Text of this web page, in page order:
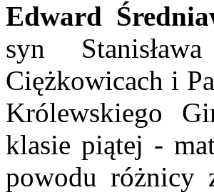
Edward
syn
Ciężkowicach i
Królewskiego
klasie piątej -
powodu różnicy